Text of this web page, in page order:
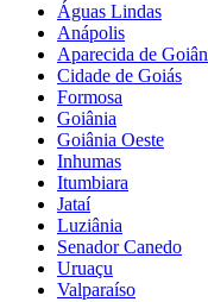
Águas Lindas
Anápolis
Aparecida de
Cidade de Goiás
Formosa
Goiânia
Goiânia Oeste
Inhumas
Itumbiara
Jataí
Luziânia
Senador Canedo
Uruaçu
Valparaíso